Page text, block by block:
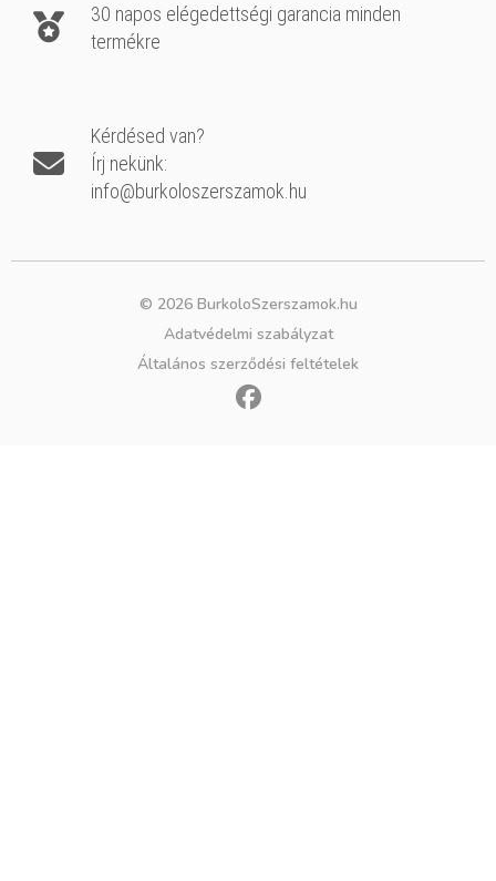
30 napos elégedettségi garancia minden
termékre
Kérdésed van?
Írj nekünk:
info@burkoloszerszamok.hu
© 2026 BurkoloSzerszamok.hu
Adatvédelmi szabályzat
Általános szerződési feltételek
F
a